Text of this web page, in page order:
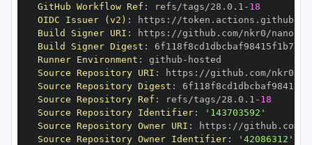
GitHub Workflow Ref : refs/tags/28.0.1 - 18
OIDC Issuer (v2) : https :
Build Signer URI : https : //github.com/nkr0/
Build Signer Digest :
Runner Environment : github -
Source Repository URI : https :
Source Repository Digest :
Source Repository Ref : refs/tags/28.0.1 - 18
Source Repository Identifier:
'143703592'
Source Repository Owner URI : https :
Source Repository Owner Identifier:
'42086312'